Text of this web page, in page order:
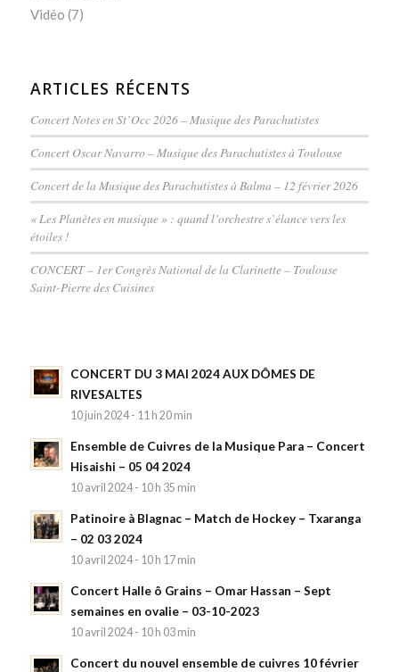
Vidéo (7)
ARTICLES RÉCENTS
Concert Notes en St’Occ 2026 – Musique des Parachutistes
Concert Oscar Navarro – Musique des Parachutistes à Toulouse
Concert de la Musique des Parachutistes à Balma – 12 février 2026
« Les Planètes en musique » : quand l’orchestre s’élance vers les
étoiles !
CONCERT – 1er Congrès National de la Clarinette – Toulouse
Saint-Pierre des Cuisines
CONCERT DU 3 MAI 2024 AUX DÔMES DE
RIVESALTES
10 juin 2024 - 11 h 20 min
Ensemble de Cuivres de la Musique Para – Concert
Hisaishi – 05 04 2024
10 avril 2024 - 10 h 35 min
Patinoire à Blagnac – Match de Hockey – Txaranga
– 02 03 2024
10 avril 2024 - 10 h 17 min
Concert Halle ô Grains – Omar Hassan – Sept
semaines en ovalie – 03-10-2023
10 avril 2024 - 10 h 03 min
Concert du nouvel ensemble de cuivres 10 février